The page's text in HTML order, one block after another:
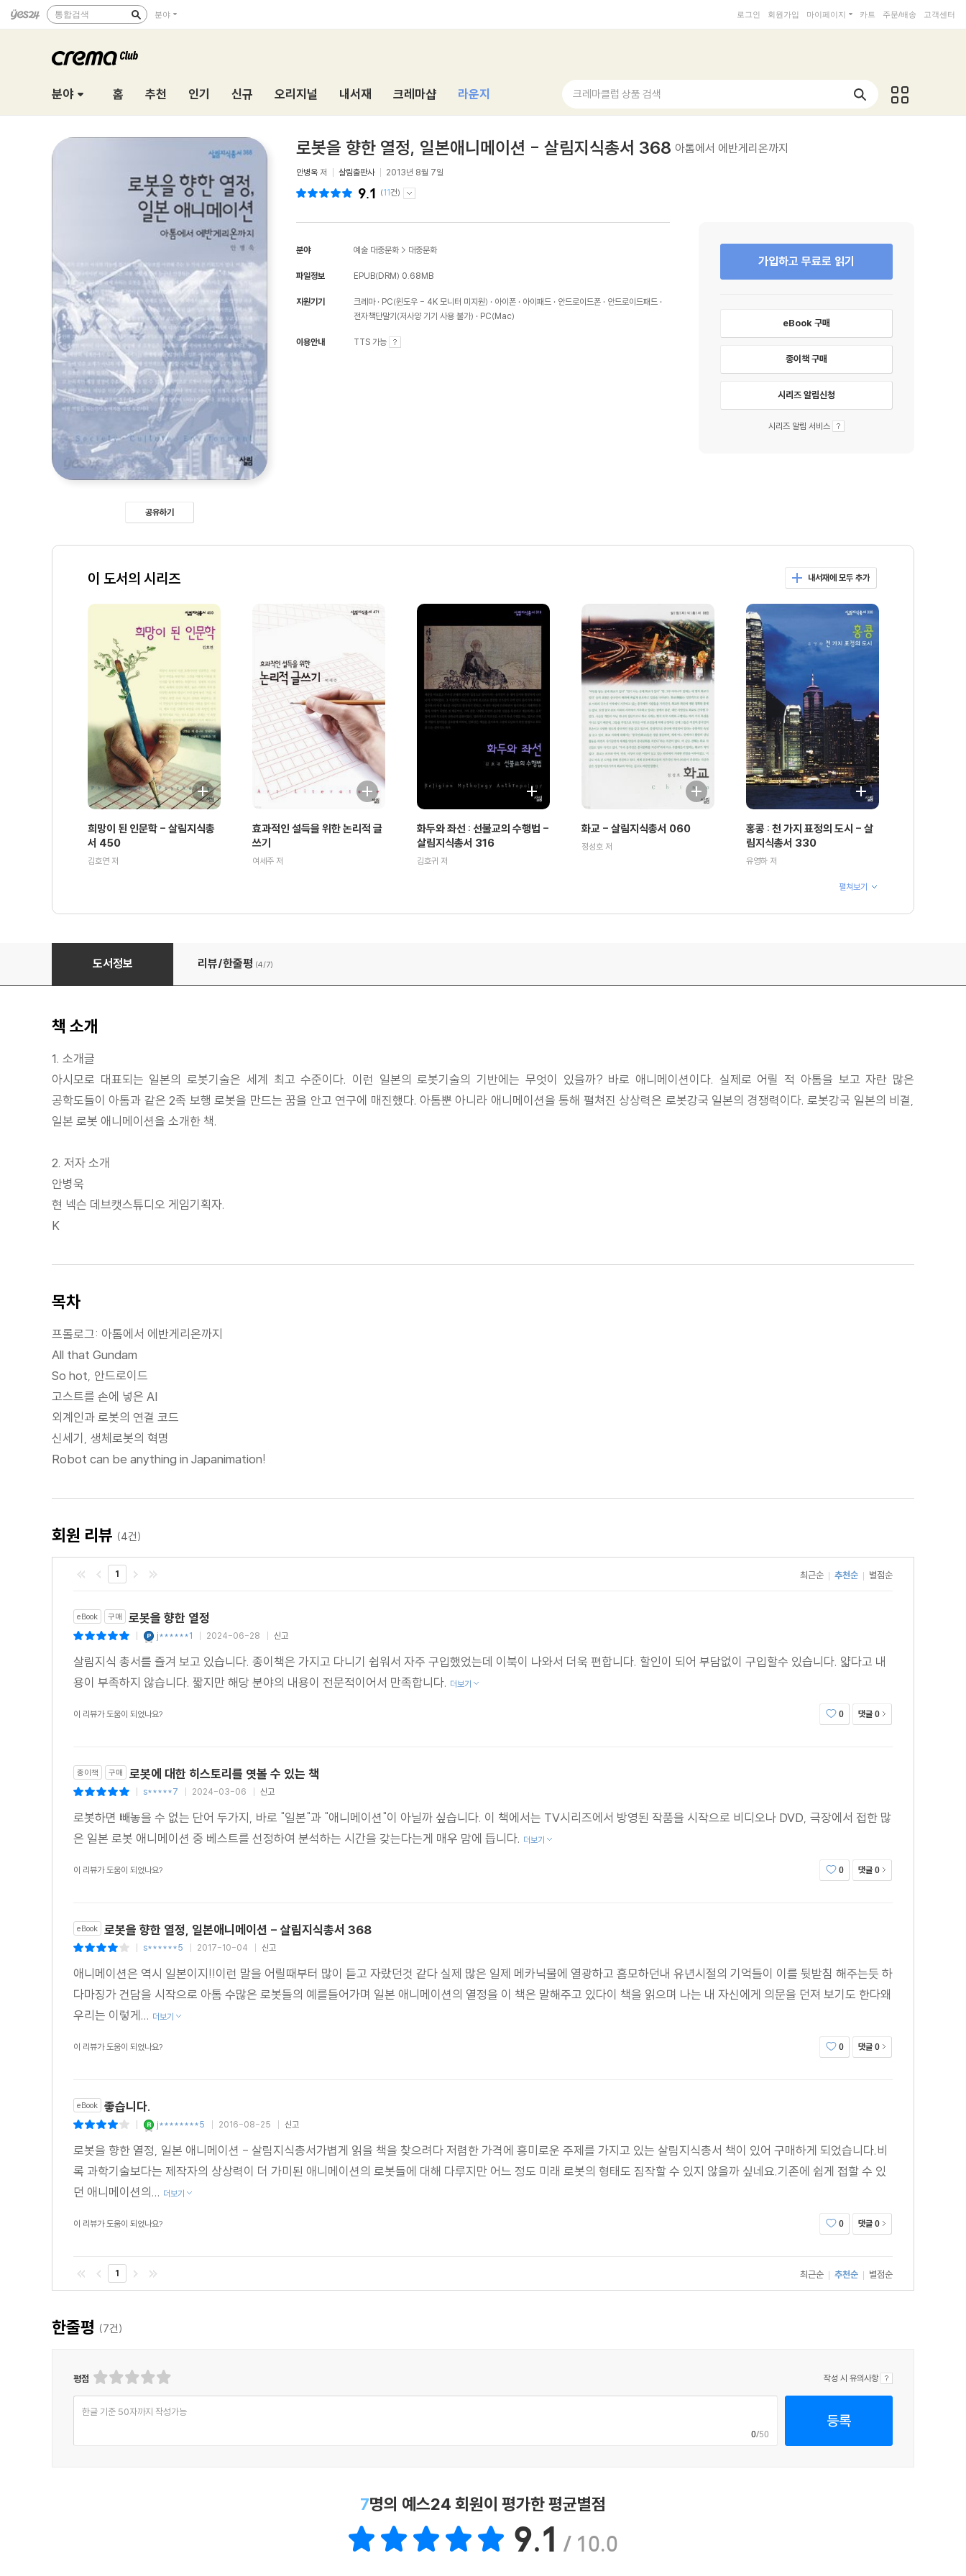
통합검색 분야 로그인 회원가입 마이페이지 카트 주문/배송 고객센터
분야 홈 추천 인기 신규 오리지널 내서재 크레마샵 라운지 크레마클럽 상품 검색
공유하기
로봇을 향한 열정, 일본애니메이션 - 살림지식총서 368 아톰에서 에반게리온까지
안병욱 저 살림출판사 2013년 8월 7일
9.1 (11건)
분야 예술 대중문화 > 대중문화
파일정보 EPUB(DRM) 0.68MB
지원기기 크레마 PC(윈도우 - 4K 모니터 미지원) 아이폰 아이패드 안드로이드폰
안드로이드패드
전자책단말기(저사양 기기 사용 불가)
PC(Mac)
이용안내 TTS 가능
가입하고 무료로 읽기
eBook 구매
종이책 구매
시리즈 알림신청
시리즈 알림 서비스
이 도서의 시리즈 내서재에 모두 추가
희망이 된 인문학 - 살림지식총
서 450
김호연 저
효과적인 설득을 위한 논리적 글
쓰기
여세주 저
화두와 좌선 : 선불교의 수행법 -
살림지식총서 316
김호귀 저
화교 - 살림지식총서 060
정성호 저
홍콩 : 천 가지 표정의 도시 - 살
림지식총서 330
유영하 저
펼쳐보기
로봇을 향한 열정, 일본애니메이션 - 살림지식총서 368
도서정보 리뷰/한줄평 (4/7)
책 소개
1. 소개글
아시모로 대표되는 일본의 로봇기술은 세계 최고 수준이다. 이런 일본의 로봇기술의 기반에는 무엇이 있을까? 바로 애니메이션이다. 실제로 어릴 적 아톰을 보고 자란 많은
공학도들이 아톰과 같은 2족 보행 로봇을 만드는 꿈을 안고 연구에 매진했다. 아톰뿐 아니라 애니메이션을 통해 펼쳐진 상상력은 로봇강국 일본의 경쟁력이다. 로봇강국 일본의 비결,
일본 로봇 애니메이션을 소개한 책.
2. 저자 소개
안병욱
현 넥슨 데브캣스튜디오 게임기획자.
K
목차
프롤로그: 아톰에서 에반게리온까지
All that Gundam
So hot, 안드로이드
고스트를 손에 넣은 AI
외계인과 로봇의 연결 코드
신세기, 생체로봇의 혁명
Robot can be anything in Japanimation!
회원 리뷰 (4건)
1 최근순 추천순 별점순
eBook 구매 로봇을 향한 열정
j******1 2024-06-28 신고
살림지식 총서를 즐겨 보고 있습니다. 종이책은 가지고 다니기 쉽워서 자주 구입했었는데 이북이 나와서 더욱 편합니다. 할인이 되어 부담없이 구입할수 있습니다. 얇다고 내
용이 부족하지 않습니다. 짧지만 해당 분야의 내용이 전문적이어서 만족합니다. 더보기
이 리뷰가 도움이 되었나요? 0 댓글 0
종이책 구매 로봇에 대한 히스토리를 엿볼 수 있는 책
s*****7 2024-03-06 신고
로봇하면 빼놓을 수 없는 단어 두가지, 바로 "일본"과 "애니메이션"이 아닐까 싶습니다. 이 책에서는 TV시리즈에서 방영된 작품을 시작으로 비디오나 DVD, 극장에서 접한 많
은 일본 로봇 애니메이션 중 베스트를 선정하여 분석하는 시간을 갖는다는게 매우 맘에 듭니다. 더보기
이 리뷰가 도움이 되었나요? 0 댓글 0
eBook 로봇을 향한 열정, 일본애니메이션 - 살림지식총서 368
s******5 2017-10-04 신고
애니메이션은 역시 일본이지!!이런 말을 어릴때부터 많이 듣고 자랐던것 같다 실제 많은 일제 메카닉물에 열광하고 흠모하던내 유년시절의 기억들이 이를 뒷받침 해주는듯 하
다마징가 건담을 시작으로 아톰 수많은 로봇들의 예를들어가며 일본 애니메이션의 열정을 이 책은 말해주고 있다이 책을 읽으며 나는 내 자신에게 의문을 던져 보기도 한다왜
우리는 이렇게... 더보기
이 리뷰가 도움이 되었나요? 0 댓글 0
eBook 좋습니다.
j********5 2016-08-25 신고
로봇을 향한 열정, 일본 애니메이션 - 살림지식총서가볍게 읽을 책을 찾으려다 저렴한 가격에 흥미로운 주제를 가지고 있는 살림지식총서 책이 있어 구매하게 되었습니다.비
록 과학기술보다는 제작자의 상상력이 더 가미된 애니메이션의 로봇들에 대해 다루지만 어느 정도 미래 로봇의 형태도 짐작할 수 있지 않을까 싶네요.기존에 쉽게 접할 수 있
던 애니메이션의... 더보기
이 리뷰가 도움이 되었나요? 0 댓글 0
1 최근순 추천순 별점순
한줄평 (7건)
평점 작성 시 유의사항
한글 기준 50자까지 작성가능
0/50
등록
7명의 예스24 회원이 평가한 평균별점
9.1 / 10.0